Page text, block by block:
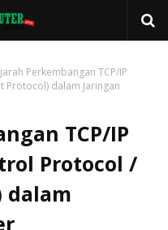
Perkembangan TCP/IP
dalam Jaringan
TCP/IP
Protocol /
dalam